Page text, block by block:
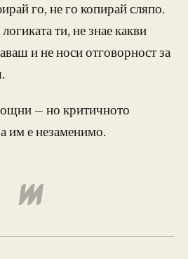
го, не го копирай сляпо.
ти, не знае какви
и не носи отговорност за
— но критичното
им е незаменимо.